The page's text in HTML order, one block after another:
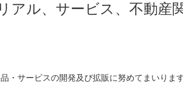
アル、サービス、不動産
サービスの開発及び拡販に努めてまいります